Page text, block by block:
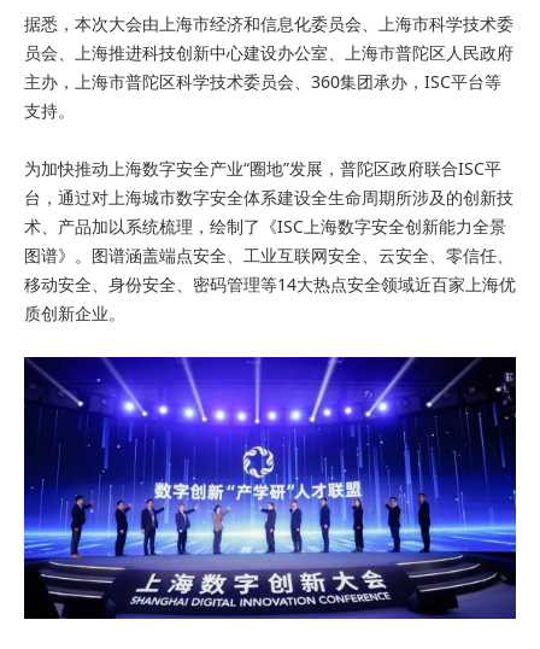
据悉，本次大会由上海市经济和信息化委员会、上海市科学技术委
员会、上海推进科技创新中心建设办公室、上海市普陀区人民政府
主办，上海市普陀区科学技术委员会、360集团承办，ISC平台等
支持。
为加快推动上海数字安全产业“圈地”发展，普陀区政府联合ISC平
台，通过对上海城市数字安全体系建设全生命周期所涉及的创新技
术、产品加以系统梳理，绘制了《ISC上海数字安全创新能力全景
图谱》。图谱涵盖端点安全、工业互联网安全、云安全、零信任、
移动安全、身份安全、密码管理等14大热点安全领域近百家上海优
质创新企业。